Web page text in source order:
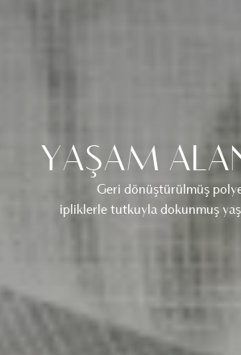
YAŞAM
Geri dönüştürülmüş
ipliklerle tutkuyla dokunmuş